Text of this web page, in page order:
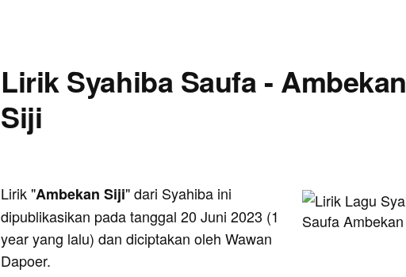
Lirik Syahiba Saufa - Ambekan
Siji
Lirik "Ambekan Siji" dari Syahiba ini
dipublikasikan pada tanggal 20 Juni 2023 (1
year yang lalu) dan diciptakan oleh Wawan
Dapoer.